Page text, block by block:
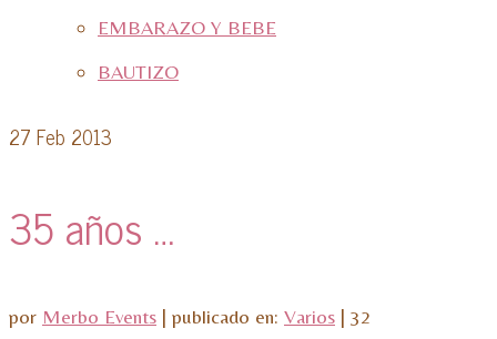
EMBARAZO Y BEBE
BAUTIZO
27 Feb 2013
35 años …
por Merbo Events | publicado en: Varios | 32